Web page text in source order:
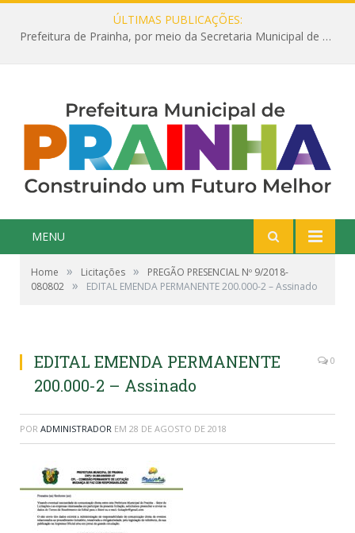
ÚLTIMAS PUBLICAÇÕES:
Prefeitura de Prainha, por meio da Secretaria Municipal de Educação, abre 354 vagas na área da Educação para 2025 com processo seletivo simplificado
MENU
Home » Licitações »
PREGÃO PRESENCIAL Nº 9/2018-
080802 » EDITAL EMENDA PERMANENTE 200.000-2 – Assinado
EDITAL EMENDA PERMANENTE
200.000-2 – Assinado
0
POR ADMINISTRADOR EM 28 DE AGOSTO DE 2018